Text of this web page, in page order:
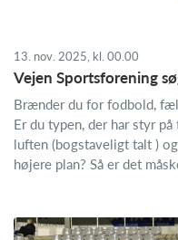
13. nov. 2025, kl. 00.00
Vejen Sportsforening
Brænder du for fodbold,
Er du typen, der har styr
luften (bogstaveligt talt )
højere plan? Så er det